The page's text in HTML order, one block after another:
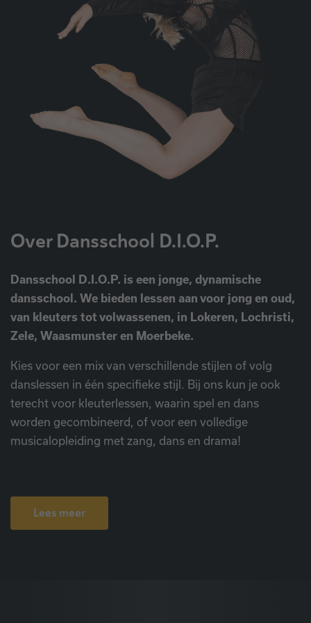
Over Dansschool D.I.O.P.
Dansschool D.I.O.P. is een jonge, dynamische
dansschool. We bieden lessen aan voor jong en oud,
van kleuters tot volwassenen, in Lokeren, Lochristi,
Zele, Waasmunster en Moerbeke.
Kies voor een mix van verschillende stijlen of volg
danslessen in één specifieke stijl. Bij ons kun je ook
terecht voor kleuterlessen, waarin spel en dans
worden gecombineerd, of voor een volledige
musicalopleiding met zang, dans en drama!
Lees meer